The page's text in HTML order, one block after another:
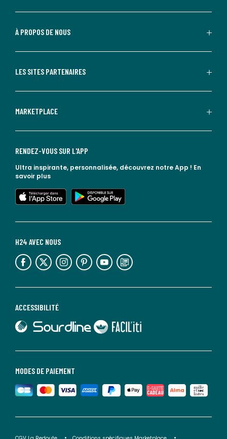
À PROPOS DE NOUS
LES SITES PARTENAIRES
MARKETPLACE
MODES DE PAIEMENT
ACCESSIBILITÉ
lien vers Sourdline
lien vers Faciliti
H24 AVEC NOUS
lien vers l'espace réseaux sociaux lien vers l'espace réseaux sociaux lien vers l'espace réseaux sociaux lien vers l'espace réseaux sociaux lien vers l'espace réseaux sociaux lien vers le blog la redoute
RENDEZ-VOUS SUR L'APP
Ultra inspirante, personnalisée, découvrez notre App ! En
savoir plus
lien vers l'app store
lien vers google play